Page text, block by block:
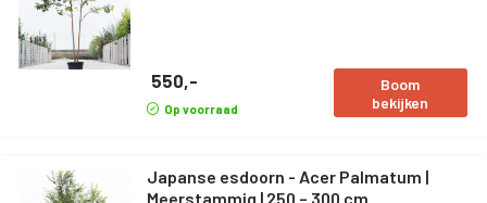
550,-
Op voorraad
Boom
bekijken
Japanse esdoorn - Acer Palmatum |
Meerstammig | 250 – 300 cm